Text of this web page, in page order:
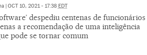
OCT 10, 2021 - 17:38 EDT
despediu centenas de
a recomendação de uma inteligência
pode se tornar comum